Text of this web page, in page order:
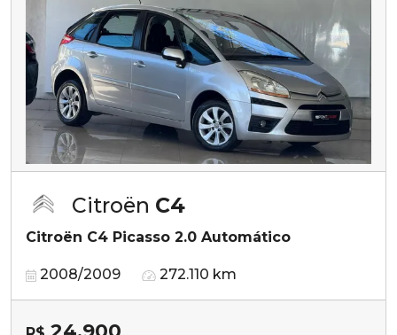
Citroën C4
Citroën C4 Picasso 2.0 Automático
2008/2009 272.110 km